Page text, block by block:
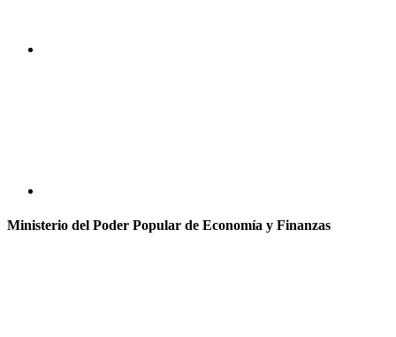
Ministerio del Poder Popular de Economía y Finanzas